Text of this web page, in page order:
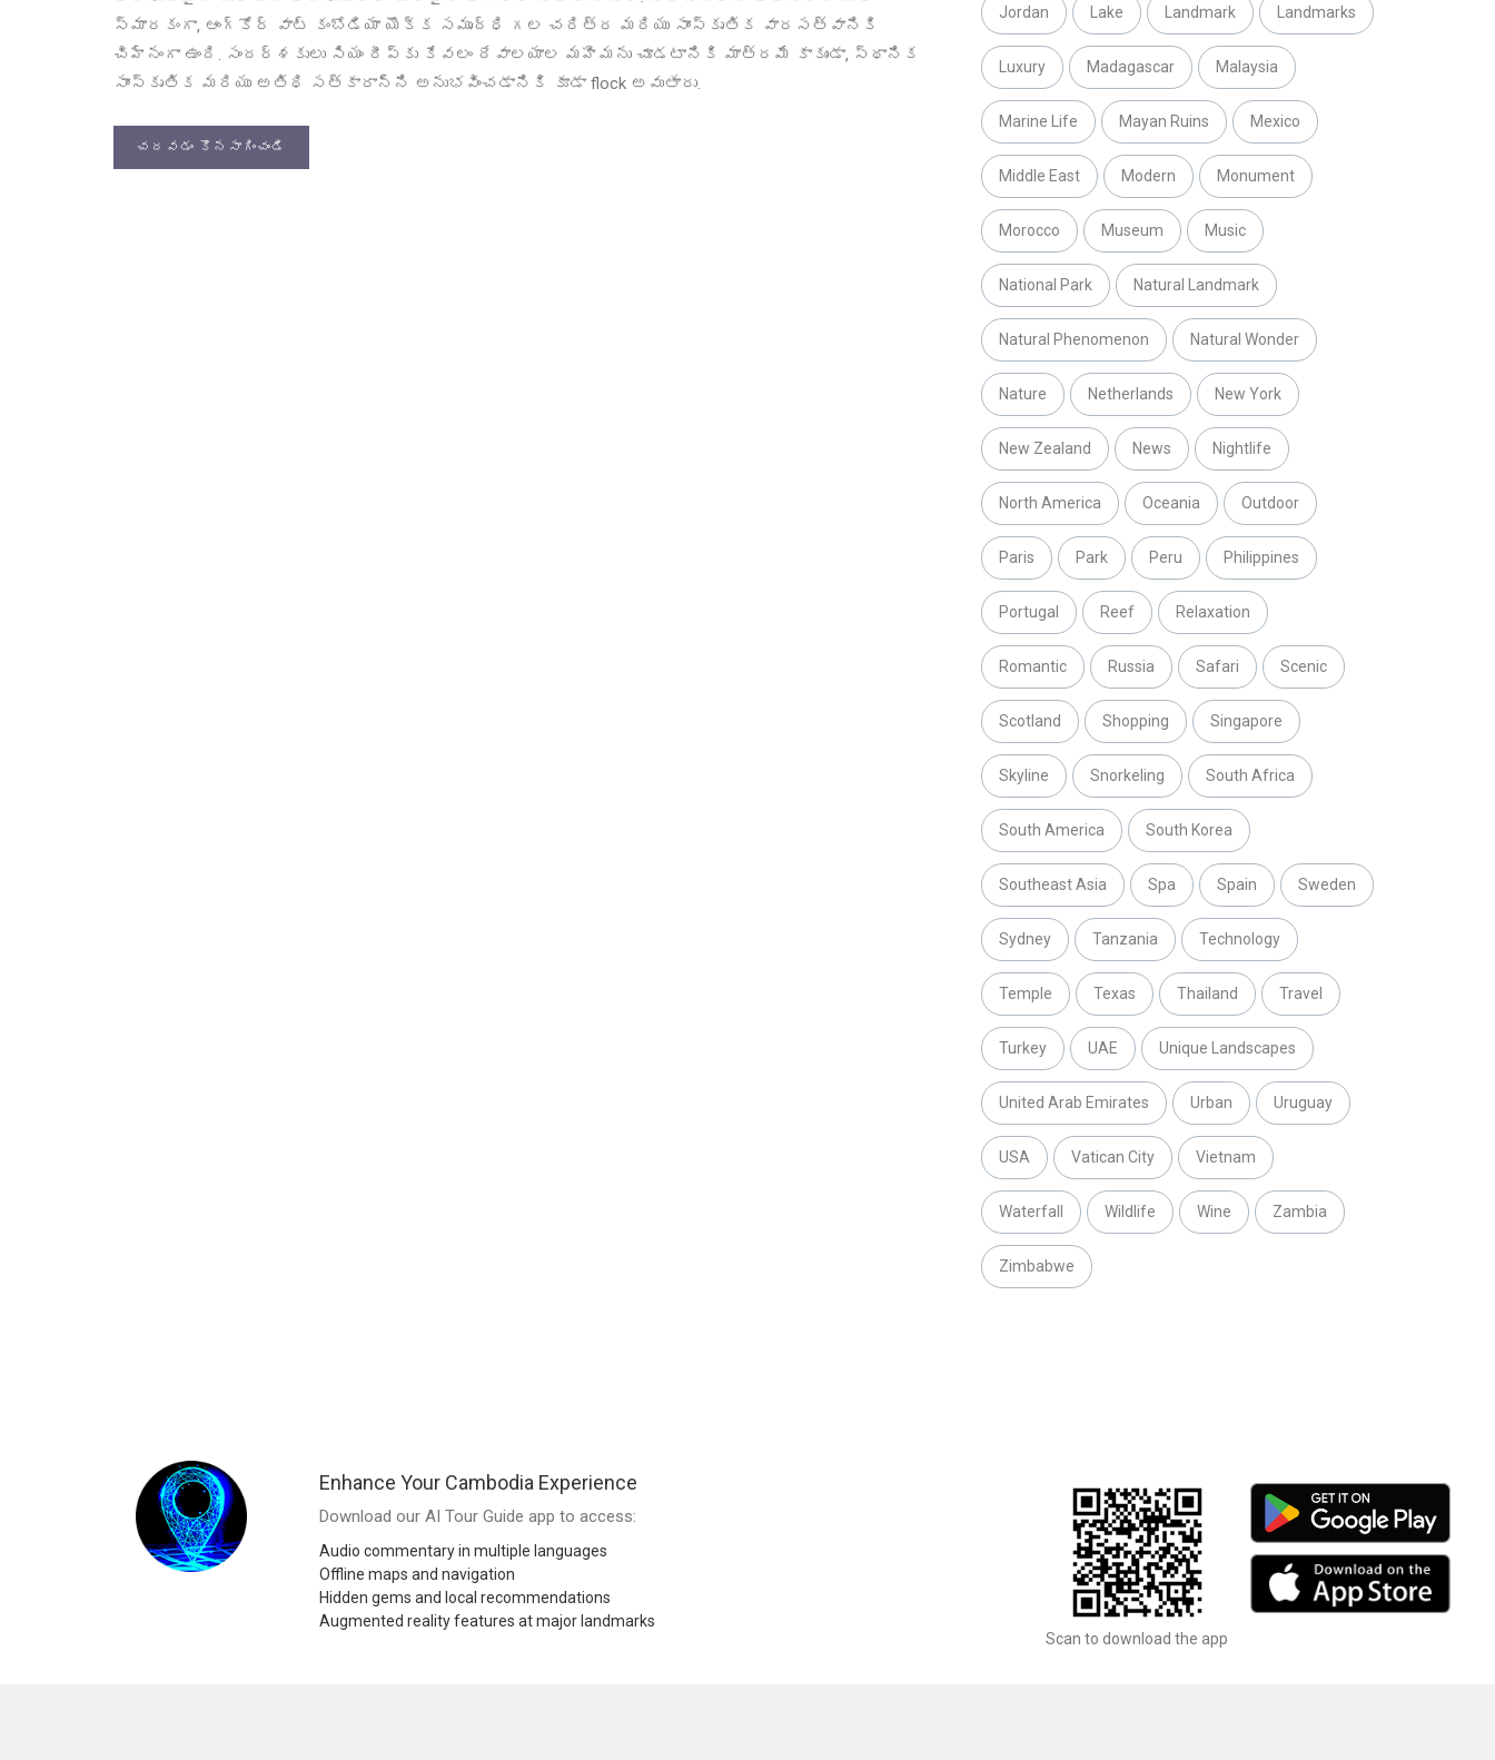
స్మారకంగా, ఆంగ్కోర్ వాట్ కంబోడియా యొక్క సమృద్ధి గల చరిత్ర మరియు సాంస్కృతిక వారసత్వానికి
చిహ్నంగా ఉంది. సందర్శకులు సియం రీప్‌కు కేవలం దేవాలయాల మహిమను చూడటానికి మాత్రమే కాకుండా, స్థానిక
సాంస్కృతిక మరియు అతిథి సత్కారాన్ని అనుభవించడానికి కూడా flock అవుతారు.
చదవడం కొనసాగించండి
Jordan Lake Landmark Landmarks
Luxury Madagascar Malaysia
Marine Life Mayan Ruins Mexico
Middle East Modern Monument
Morocco Museum Music
National Park Natural Landmark
Natural Phenomenon Natural Wonder
Nature Netherlands New York
New Zealand News Nightlife
North America Oceania Outdoor
Paris Park Peru Philippines
Portugal Reef Relaxation
Romantic Russia Safari Scenic
Scotland Shopping Singapore
Skyline Snorkeling South Africa
South America South Korea
Southeast Asia Spa Spain Sweden
Sydney Tanzania Technology
Temple Texas Thailand Travel
Turkey UAE Unique Landscapes
United Arab Emirates Urban Uruguay
USA Vatican City Vietnam
Waterfall Wildlife Wine Zambia
Zimbabwe
Enhance Your Cambodia Experience
Download our AI Tour Guide app to access:
Audio commentary in multiple languages
Offline maps and navigation
Hidden gems and local recommendations
Augmented reality features at major landmarks
Scan to download the app